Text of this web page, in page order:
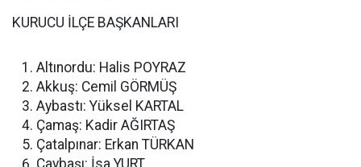
KURUCU İLÇE BAŞKANLARI
Altınordu: Halis POYRAZ
Akkuş: Cemil GÖRMÜŞ
Aybastı: Yüksel KARTAL
Çamaş: Kadir AĞIRTAŞ
Çatalpınar: Erkan TÜRKAN